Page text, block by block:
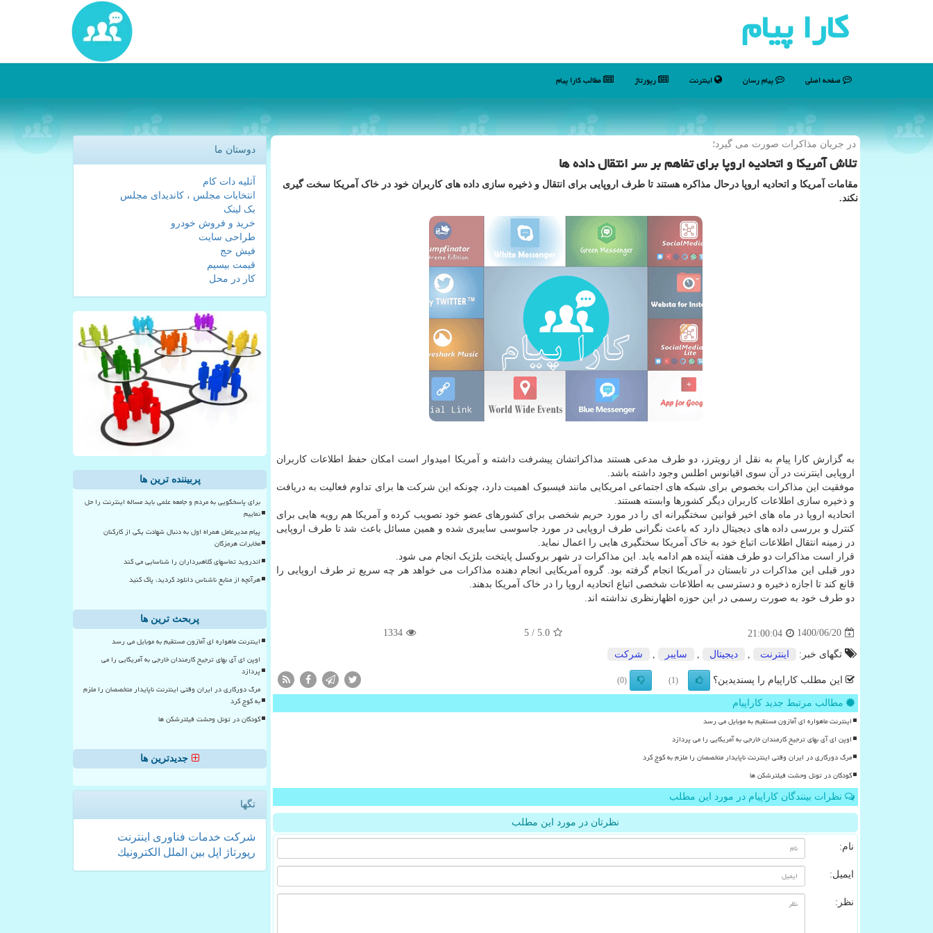
كارا پیام
صفحه اصلی پیام رسان اینترنت رپورتاژ مطالب كارا پیام
در جریان مذاكرات صورت می گیرد؛
تلاش آمریکا و اتحادیه اروپا برای تفاهم بر سر انتقال داده ها
مقامات آمریکا و اتحادیه اروپا درحال مذاکره هستند تا طرف اروپایی برای انتقال و ذخیره سازی داده های کاربران خود در خاک آمریکا سخت گیری
نکند.
به گزارش کارا پیام به نقل از رویترز، دو طرف مدعی هستند مذاکراتشان پیشرفت داشته و آمریکا امیدوار است امکان حفظ اطلاعات کاربران
اروپایی اینترنت در آن سوی اقیانوس اطلس وجود داشته باشد.
موفقیت این مذاکرات بخصوص برای شبکه های اجتماعی امریکایی مانند فیسبوک اهمیت دارد، چونکه این شرکت ها برای تداوم فعالیت به دریافت
و ذخیره سازی اطلاعات کاربران دیگر کشورها وابسته هستند.
اتحادیه اروپا در ماه های اخیر قوانین سختگیرانه ای را در مورد حریم شخصی برای کشورهای عضو خود تصویب کرده و آمریکا هم رویه هایی برای
کنترل و بررسی داده های دیجیتال دارد که باعث نگرانی طرف اروپایی در مورد جاسوسی سایبری شده و همین مسائل باعث شد تا طرف اروپایی
در زمینه انتقال اطلاعات اتباع خود به خاک آمریکا سختگیری هایی را اعمال نماید.
قرار است مذاکرات دو طرف هفته آینده هم ادامه یابد. این مذاکرات در شهر بروکسل پایتخت بلژیک انجام می شود.
دور قبلی این مذاکرات در تابستان در آمریکا انجام گرفته بود. گروه آمریکایی انجام دهنده مذاکرات می خواهد هر چه سریع تر طرف اروپایی را
قانع کند تا اجازه ذخیره و دسترسی به اطلاعات شخصی اتباع اتحادیه اروپا را در خاک آمریکا بدهند.
دو طرف خود به صورت رسمی در این حوزه اظهارنظری نداشته اند.
1400/06/20
21:00:04
5.0
/ 5
1334
تگهای خبر: اینترنت دیجیتال سایبر شركت
این مطلب کاراپیام را پسندیدین؟ (1)
(0)
مطالب مرتبط جدید کاراپیام
اینترنت ماهواره ای آمازون مستقیم به موبایل می رسد
اوپن ای آی بهای ترجیح کارمندان خارجی به آمریکایی را می پردازد
مرگ دورکاری در ایران وقتی اینترنت ناپایدار متخصصان را ملزم به کوچ کرد
کودکان در تونل وحشت فیلترشکن ها
نظرات بینندگان کاراپیام در مورد این مطلب
نظرتان در مورد این مطلب
نام:
ایمیل:
نظر:
دوستان ما
آتلیه دات کام
انتخابات مجلس ، کاندیدای مجلس
بک لینک
خرید و فروش خودرو
طراحی سایت
فیش حج
قیمت بیسیم
کار در محل
پربیننده ترین ها
برای پاسخگویی به مردم و جامعه علمی باید مساله اینترنت را حل
نماییم
پیام مدیرعامل همراه اول به دنبال شهادت یکی از کارکنان
مخابرات هرمزگان
اندروید تماسهای کلاهبرداران را شناسایی می کند
هرآنچه از منابع ناشناس دانلود کردید، پاک کنید
پربحث ترین ها
اینترنت ماهواره ای آمازون مستقیم به موبایل می رسد
اوپن ای آی بهای ترجیح کارمندان خارجی به آمریکایی را می
پردازد
مرگ دورکاری در ایران وقتی اینترنت ناپایدار متخصصان را ملزم
به کوچ کرد
کودکان در تونل وحشت فیلترشکن ها
جدیدترین ها
تگها
شركت خدمات فناوری اینترنت
رپورتاژ
اپل بین الملل الكترونیك